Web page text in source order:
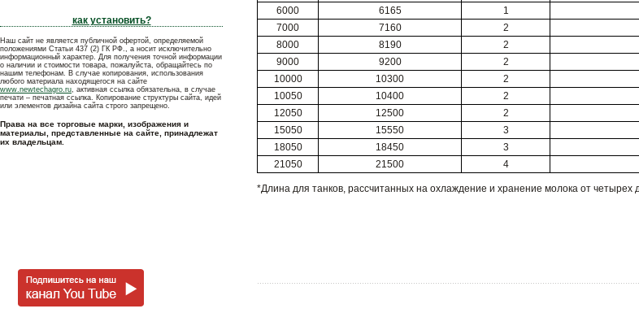
как установить?
Наш сайт не является публичной офертой, определяемой
положениями Статьи 437 (2) ГК РФ., а носит исключительно
информационный характер. Для получения точной информации
о наличии и стоимости товара, пожалуйста, обращайтесь по
нашим телефонам. В случае копирования, использования
любого материала находящегося на сайте
www.newtechagro.ru, активная ссылка обязательна, в случае
печати – печатная ссылка. Копирование структуры сайта, идей
или элементов дизайна сайта строго запрещено.
Права на все торговые марки, изображения и
материалы, представленные на сайте, принадлежат
их владельцам.
6000
6165 1
7000
7160 2
8000
8190 2
9000
9200 2
10000
10300 2
10050
10400 2
12050
12500 2
15050
15550 3
18050
18450 3
21050
21500 4
*Длина для танков, рассчитанных на охлаждение и хранение молока от четырех